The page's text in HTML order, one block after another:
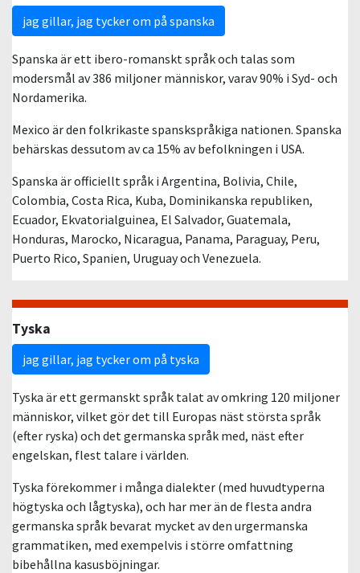
jag gillar, jag tycker om på spanska
Spanska är ett ibero-romanskt språk och talas som
modersmål av 386 miljoner människor, varav 90% i Syd- och
Nordamerika.
Mexico är den folkrikaste spanskspråkiga nationen. Spanska
behärskas dessutom av ca 15% av befolkningen i USA.
Spanska är officiellt språk i Argentina, Bolivia, Chile,
Colombia, Costa Rica, Kuba, Dominikanska republiken,
Ecuador, Ekvatorialguinea, El Salvador, Guatemala,
Honduras, Marocko, Nicaragua, Panama, Paraguay, Peru,
Puerto Rico, Spanien, Uruguay och Venezuela.
Tyska
jag gillar, jag tycker om på tyska
Tyska är ett germanskt språk talat av omkring 120 miljoner
människor, vilket gör det till Europas näst största språk
(efter ryska) och det germanska språk med, näst efter
engelskan, flest talare i världen.
Tyska förekommer i många dialekter (med huvudtyperna
högtyska och lågtyska), och har mer än de flesta andra
germanska språk bevarat mycket av den urgermanska
grammatiken, med exempelvis i större omfattning
bibehållna kasusböjningar.